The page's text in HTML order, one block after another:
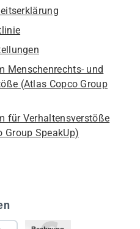
Menschenrechts- und
(Atlas Copco Group
für Verhaltensverstöße
Group SpeakUp)